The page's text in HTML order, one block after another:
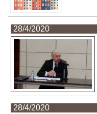
28/4/2020
28/4/2020